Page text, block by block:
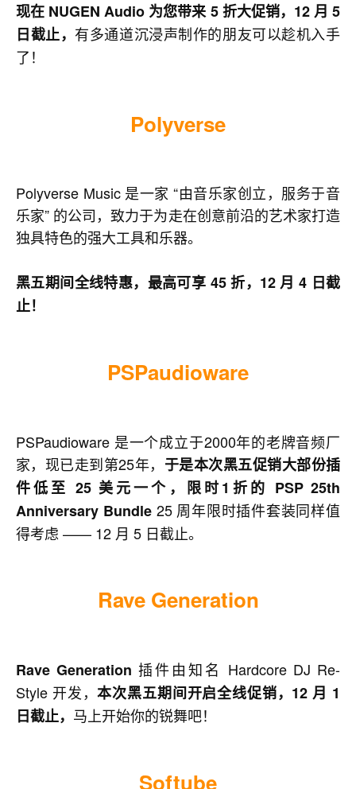
现在 NUGEN Audio 为您带来 5 折大促销，12 月 5
日截止， 有多通道沉浸声制作的朋友可以趁机入手
了！
Polyverse
Polyverse Music 是一家 “由音乐家创立，服务于音
乐家” 的公司，致力于为走在创意前沿的艺术家打造
独具特色的强大工具和乐器。
黑五期间全线特惠，最高可享 45 折，12 月 4 日截
止！
PSPaudioware
PSPaudioware 是一个成立于2000年的老牌音频厂
家，现已走到第25年， 于是本次黑五促销大部份插
件低至 25 美元一个，限时1折的 PSP 25th
Anniversary Bundle25 周年限时插件套装同样值
得考虑 —— 12 月 5 日截止。
Rave Generation
Rave Generation 插件由知名 Hardcore DJ Re-
Style 开发，本次黑五期间开启全线促销，12 月 1
日截止， 马上开始你的锐舞吧！
Softube